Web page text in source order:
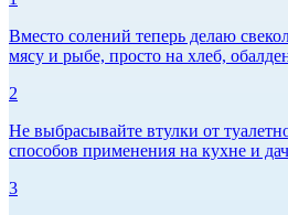
Вместо солений теперь делаю
мясу и рыбе, просто на хлеб,
2
Не выбрасывайте втулки от
способов применения на кухне и
3